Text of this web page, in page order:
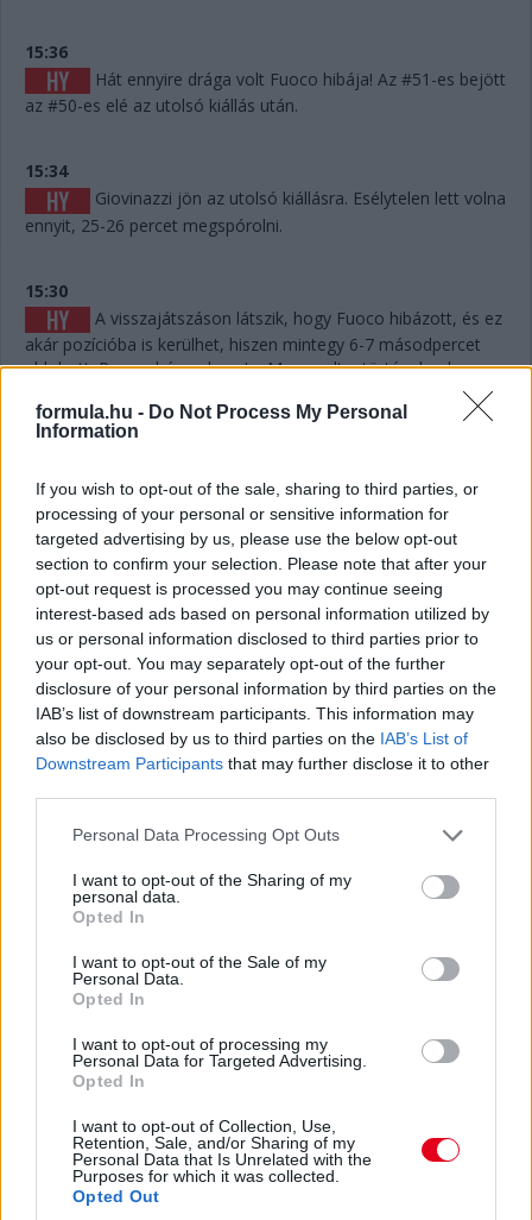
formula.hu - Do Not Process My Personal
Information
If you wish to opt-out of the sale, sharing to third parties, or
processing of your personal or sensitive information for
targeted advertising by us, please use the below opt-out
section to confirm your selection. Please note that after your
opt-out request is processed you may continue seeing
interest-based ads based on personal information utilized by
us or personal information disclosed to third parties prior to
your opt-out. You may separately opt-out of the further
disclosure of your personal information by third parties on the
IAB’s list of downstream participants. This information may
also be disclosed by us to third parties on the IAB’s List of
Downstream Participants that may further disclose it to other
Please note that this website/app uses one or more Google
not limited to your visit or usage behaviour. You may click to
grant or deny consent to Google and its third-party tags to
use your data for below specified purposes in below Google
consent section.
Personal Data Processing Opt Outs
I want to opt-out of the Sharing of my
personal data.
Opted In
I want to opt-out of the Sale of my
Personal Data.
Opted In
I want to opt-out of processing my
Personal Data for Targeted Advertising.
Opted In
I want to opt-out of Collection, Use,
Retention, Sale, and/or Sharing of my
Personal Data that Is Unrelated with the
Purposes for which it was collected.
Opted Out
15:36
Hát ennyire drága volt Fuoco hibája! Az #51-es bejött
az #50-es elé az utolsó kiállás után.
15:34
Giovinazzi jön az utolsó kiállásra. Esélytelen lett volna
ennyit, 25-26 percet megspórolni.
15:30
A visszajátszáson látszik, hogy Fuoco hibázott, és ez
akár pozícióba is kerülhet, hiszen mintegy 6-7 másodpercet
eldobott. Persze hány olyan Le Mans volt a történelemben,
ahol 6-7 másodperc számított egy dobogós helyen...? Kevés.
Giovinazzi 42-vel vezet Kubica előtt, és jöhet majd
egy rövid utolsó kiállásra mindjárt.
15:29
Na nézzük, mi a helyet: Kubica 10 másodperccel
vezet Estre előtt, aki újabb kilenccel a most sokat bukó Fuoco
15:27
Itt a dráma! A turbópékek kapnak egy áthajtásos
büntetést, és ezzel valószínűleg bukják a győzelmet! Yelloly
gyorshajtása nagyon sokba kerül. Massonék, a VDS Panis
Kulcsfontosságú pillanat: egy körrel Kubica után
Kubica viszont előttük frissebb gumin!
Kubica hozza az autót az utolsó kiállásra! Kereket
cserélnek a #83-ason, de Kubica marad az autóban. A #6-os
Dráma készül a P2-ben: a szoros csatában élen álló